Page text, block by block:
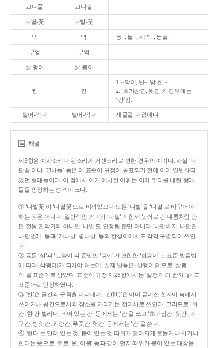
끄나풀 끄나불
나팔-꽃 나발-꽃
녘 녁 동~, 들~, 새벽~, 동틀 ~.
부엌 부억
살-쾡이 삵-괭이
칸 간
1. ~막이, 빈~, 방 한 ~.
2. ‘초가삼간, 윗간’의 경우에는
‘간’임.
털어-먹다 떨어-먹다 재물을 다 없애다.
해설
제3항은 예사소리나 된소리가 거센소리로 변한 경우의 예이다. 사실 ‘나
팔꽃’이나 ‘끄나풀’ 등은 이 표준어 규정이 공표되기 전에 이미 일반화되
었던 형태들이다. 이 점에서 여기 예시한 어휘는 이미 뿌리를 내린 형태
들을 인정하는 성격이 크다.
① ‘나발꽃’이 ‘나팔꽃’으로 바뀌었으나 모든 ‘나발’을 ‘나팔’로 바꾸어야
하는 것은 아니다. 일반적인 의미의 ‘나팔’과 함께 놋쇠로 긴 대롱처럼 만
든 전통 관악기의 하나인 ‘나발’도 인정될 뿐만 아니라 ‘나팔바지, 나팔관,
나팔벌레’ 등과 ‘개나발, 병나발’ 등의 합성어에서도 각각 구별되어 쓰인
다.
② 동물 ‘삵’과 ‘고양이’의 준말인 ‘괭이’가 결합한 ‘삵괭이’는 표준 발음법
에 따라 [삭꽹이]가 되어야 하는데, 실제 발음은 [살쾡이]이므로 ‘살쾡
이’를 표준어로 삼았다. 표준어 규정 제26항에서는 ‘살쾡이’와 함께 ‘삵’도
표준어로 인정하였다.
③ ‘칸’은 공간의 구획을 나타내며, ‘간(間)’은 이미 굳어진 한자어 속에서
쓰이거나 공간으로서의 장소를 가리키는 접미사로 쓰인다. 그러므로 ‘위
칸, 한 칸 벌리다, 비어 있는 칸’ 등에서는 ‘칸’을 쓰고 ‘초가삼간, 뒷간, 마
구간, 방앗간, 외양간, 푸줏간, 헛간’ 등에서는 ‘간’을 쓴다.
④ ‘털다’는 달려 있는 것, 붙어 있는 것 따위가 떨어지게 흔들거나 치거나
한다는 뜻으로, 주로 ‘옷, 이불’ 등과 같이 먼지 따위가 붙어 있는 대상을